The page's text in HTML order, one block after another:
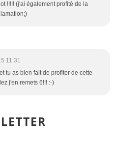
!!!!! (j'ai également profité de la
11:31
tu as bien fait de profiter de cette
j'en remets 6!!! :-)